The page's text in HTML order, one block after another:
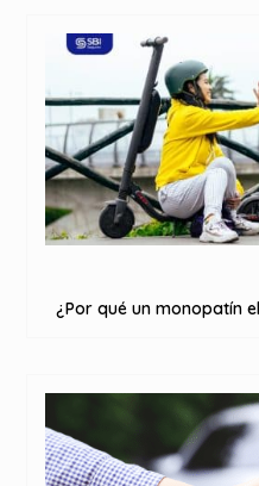
¿Por qué un monopatín